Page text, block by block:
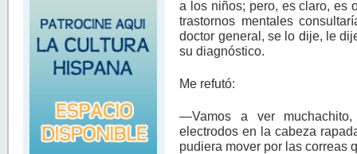
a los niños; pero, es claro, es
trastornos mentales
doctor general, se lo dije, le
su diagnóstico.
Me refutó:
—Vamos a ver
electrodos en la cabeza
pudiera mover por las correas